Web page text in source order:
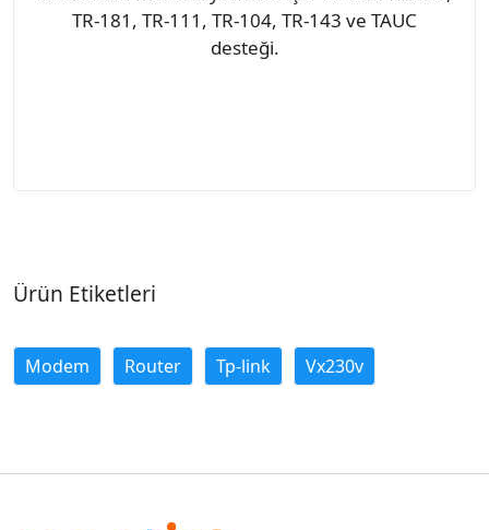
TR-181, TR-111, TR-104, TR-143 ve TAUC
desteği.
Ürün Etiketleri
Modem Router Tp-link Vx230v